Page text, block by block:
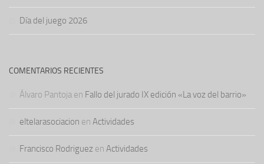
Día del juego 2026
COMENTARIOS RECIENTES
Álvaro Pantoja en Fallo del jurado IX edición «La voz del barrio»
eltelarasociacion en Actividades
Francisco Rodriguez en Actividades